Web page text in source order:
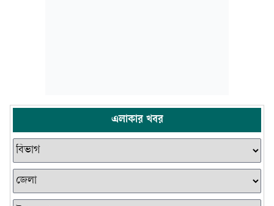
এলাকার খবর